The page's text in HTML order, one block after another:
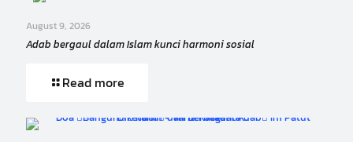
August 9, 2026
Adab bergaul dalam Islam kunci harmoni sosial
Read more